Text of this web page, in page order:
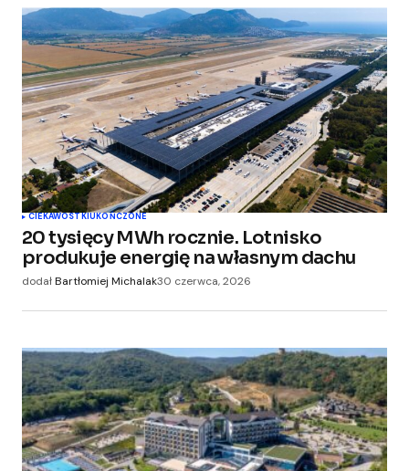
CIEKAWOSTKIUKOŃCZONE
20 tysięcy MWh rocznie. Lotnisko
produkuje energię na własnym dachu
dodałBartłomiej Michalak30 czerwca, 2026